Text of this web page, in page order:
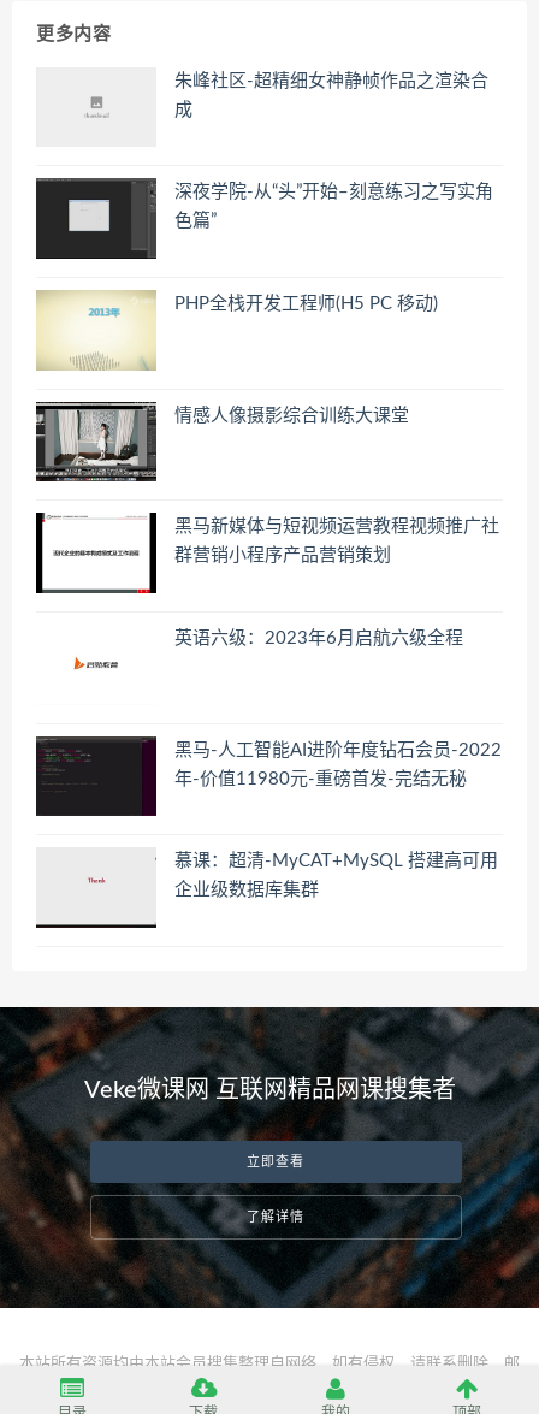
更多内容
朱峰社区-超精细女神静帧作品之渲染合
成
深夜学院-从“头”开始–刻意练习之写实角
色篇”
PHP全栈开发工程师(H5 PC 移动)
情感人像摄影综合训练大课堂
黑马新媒体与短视频运营教程视频推广社
群营销小程序产品营销策划
英语六级：2023年6月启航六级全程
黑马-人工智能AI进阶年度钻石会员-2022
年-价值11980元-重磅首发-完结无秘
慕课：超清-MyCAT+MySQL 搭建高可用
企业级数据库集群
Veke微课网 互联网精品网课搜集者
立即查看
了解详情
本站所有资源均由本站会员搜集整理自网络，如有侵权，请联系删除，邮
箱： server@vekeke.com